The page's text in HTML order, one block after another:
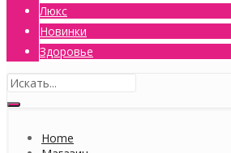
Люкс
Новинки
Здоровье
Home